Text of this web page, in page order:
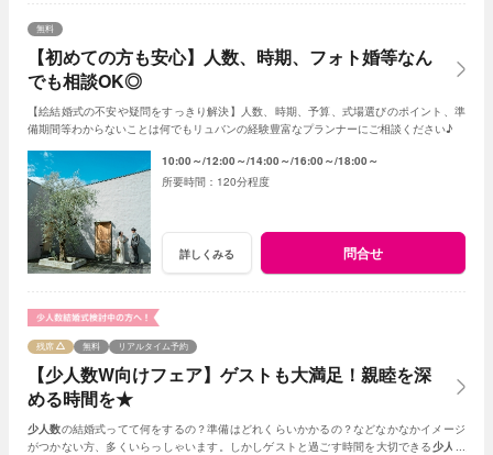
【初めての方も安心】人数、時期、フォト婚等なん
でも相談OK◎
無料
【絵結婚式の不安や疑問をすっきり解決】人数、時期、予算、式場選びのポイント、準
備期間等わからないことは何でもリュバンの経験豊富なプランナーにご相談ください♪
10:00～ 12:00～ 14:00～ 16:00～ 18:00～
120分程度
詳しくみる 問合せ
【少人数W向けフェア】ゲストも大満足！親睦を深
める時間を★
残席 無料 リアルタイム予約
少人数の結婚式ってて何をするの？準備はどれくらいかかるの？などなかなかイメージ
がつかない方、多くいらっしゃいます。しかしゲストと過ごす時間を大切できる少人数